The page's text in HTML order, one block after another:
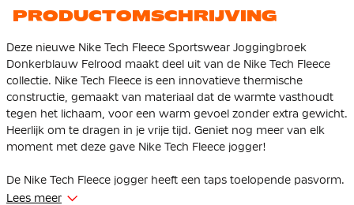
PRODUCTOMSCHRIJVING
Deze nieuwe Nike Tech Fleece Sportswear Joggingbroek
Donkerblauw Felrood maakt deel uit van de Nike Tech Fleece
collectie. Nike Tech Fleece is een innovatieve thermische
constructie, gemaakt van materiaal dat de warmte vasthoudt
tegen het lichaam, voor een warm gevoel zonder extra gewicht.
Heerlijk om te dragen in je vrije tijd. Geniet nog meer van elk
moment met deze gave Nike Tech Fleece jogger!
De Nike Tech Fleece jogger heeft een taps toelopende pasvorm.
Bij de bovenbenen zit hij ruim en vanaf de knie loopt hij taps
Lees meer